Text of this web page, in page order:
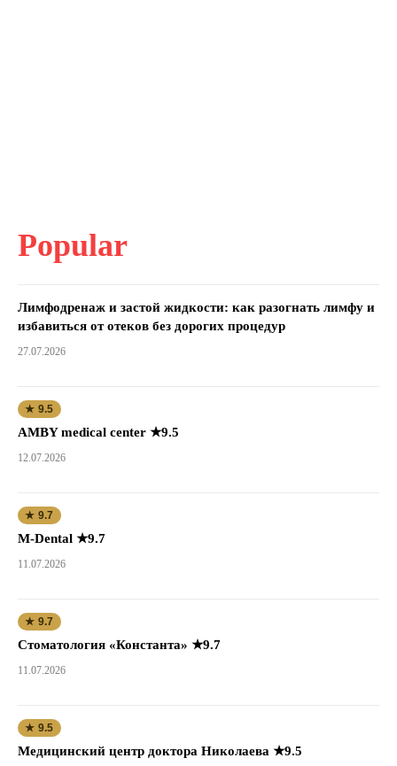
Popular
Лимфодренаж и застой жидкости: как разогнать лимфу и
избавиться от отеков без дорогих процедур
27.07.2026
★ 9.5
AMBY medical center ★9.5
12.07.2026
★ 9.7
M-Dental ★9.7
11.07.2026
★ 9.7
Стоматология «Константа» ★9.7
11.07.2026
★ 9.5
Медицинский центр доктора Николаева ★9.5